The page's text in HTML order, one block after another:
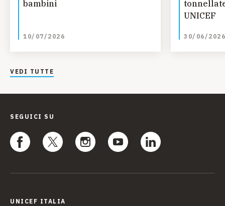
bambini
10/07/2026
UNICEF
30/06/2026
VEDI TUTTE
SEGUICI SU
UNICEF ITALIA